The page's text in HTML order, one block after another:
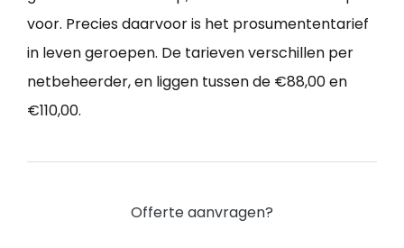
voor. Precies daarvoor is het prosumententarief
in leven geroepen. De tarieven verschillen per
netbeheerder, en liggen tussen de €88,00 en
€110,00.
Offerte aanvragen?